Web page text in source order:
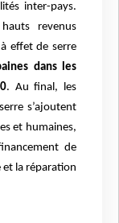
inter-pays.
revenus
effet de serre
dans les
. Au final, les
s’ajoutent
et humaines,
de
la réparation